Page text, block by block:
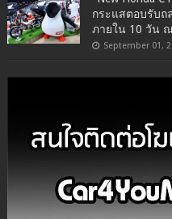
กระแสตอบรับถ
ภายใน 10 วัน ณ
September 01,